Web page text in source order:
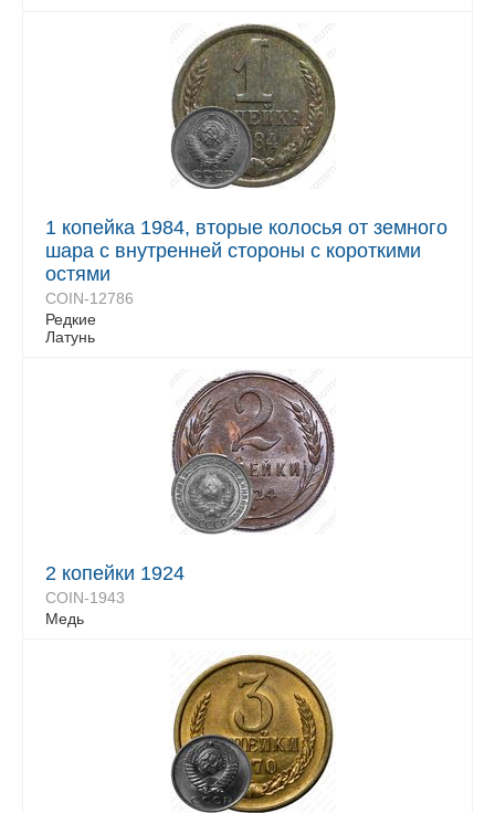
1 копейка 1984, вторые колосья от земного
шара с внутренней стороны с короткими
остями
COIN-12786
Редкие
Латунь
2 копейки 1924
COIN-1943
Медь